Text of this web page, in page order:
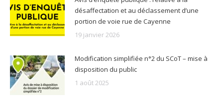
désaffectation et au déclassement d’une
portion de voie rue de Cayenne
19 janvier 2026
Modification simplifiée n°2 du SCoT – mise à
disposition du public
1 août 2025